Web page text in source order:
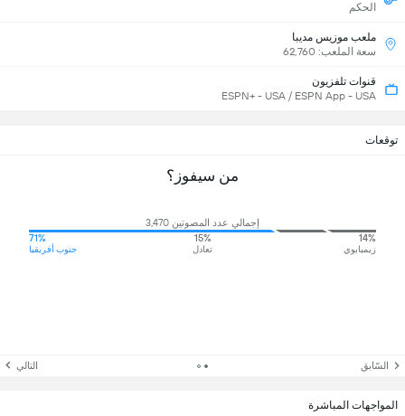
الحكم
ملعب موزيس مديبا
سعة الملعب: 62,760
قنوات تلفزيون
ESPN+ - USA / ESPN App - USA
توقعات
من سيفوز؟
إجمالي عدد المصوتين 3,470
14%
زيمبابوي
15%
تعادل
71%
جنوب أفريقيا
السّابق التالي
المواجهات المباشرة